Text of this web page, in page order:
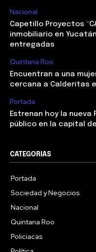
Nacional
Capetillo Proyectos
inmobiliario en
entregadas
Quintana Roo
Encuentran a una
cercana a Calderitas
Portada
Estrenan hoy la nueva
público en la capital
CATEGORIAS
Portada
Sociedad y Negocios
Nacional
Quintana Roo
Policiacas